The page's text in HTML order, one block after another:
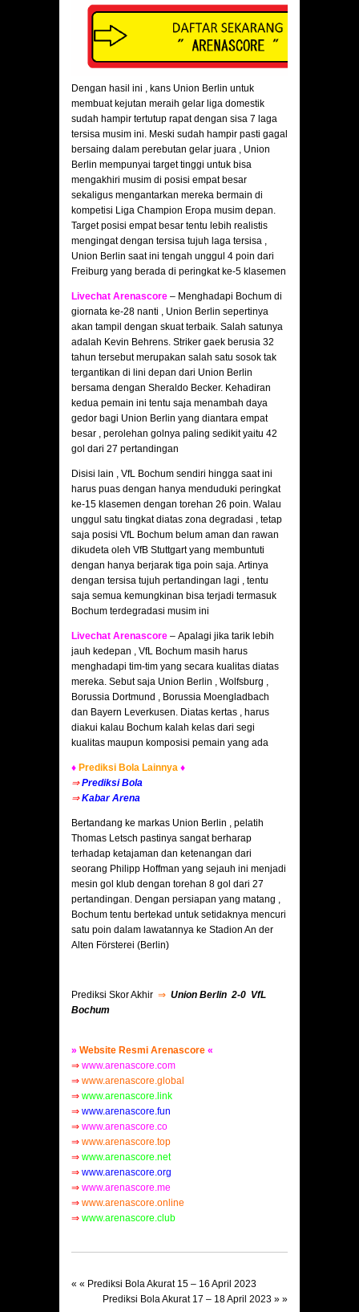
Dengan hasil ini , kans Union Berlin untuk
membuat kejutan meraih gelar liga domestik
sudah hampir tertutup rapat dengan sisa 7 laga
tersisa musim ini. Meski sudah hampir pasti gagal
bersaing dalam perebutan gelar juara , Union
Berlin mempunyai target tinggi untuk bisa
mengakhiri musim di posisi empat besar
sekaligus mengantarkan mereka bermain di
kompetisi Liga Champion Eropa musim depan.
Target posisi empat besar tentu lebih realistis
mengingat dengan tersisa tujuh laga tersisa ,
Union Berlin saat ini tengah unggul 4 poin dari
Freiburg yang berada di peringkat ke-5 klasemen
Livechat Arenascore – Menghadapi Bochum di
giornata ke-28 nanti , Union Berlin sepertinya
akan tampil dengan skuat terbaik. Salah satunya
adalah Kevin Behrens. Striker gaek berusia 32
tahun tersebut merupakan salah satu sosok tak
tergantikan di lini depan dari Union Berlin
bersama dengan Sheraldo Becker. Kehadiran
kedua pemain ini tentu saja menambah daya
gedor bagi Union Berlin yang diantara empat
besar , perolehan golnya paling sedikit yaitu 42
gol dari 27 pertandingan
Disisi lain , VfL Bochum sendiri hingga saat ini
harus puas dengan hanya menduduki peringkat
ke-15 klasemen dengan torehan 26 poin. Walau
unggul satu tingkat diatas zona degradasi , tetap
saja posisi VfL Bochum belum aman dan rawan
dikudeta oleh VfB Stuttgart yang membuntuti
dengan hanya berjarak tiga poin saja. Artinya
dengan tersisa tujuh pertandingan lagi , tentu
saja semua kemungkinan bisa terjadi termasuk
Bochum terdegradasi musim ini
Livechat Arenascore – Apalagi jika tarik lebih
jauh kedepan , VfL Bochum masih harus
menghadapi tim-tim yang secara kualitas diatas
mereka. Sebut saja Union Berlin , Wolfsburg ,
Borussia Dortmund , Borussia Moengladbach
dan Bayern Leverkusen. Diatas kertas , harus
diakui kalau Bochum kalah kelas dari segi
kualitas maupun komposisi pemain yang ada
♦ Prediksi Bola Lainnya ♦
⇒ Prediksi Bola
⇒ Kabar Arena
Bertandang ke markas Union Berlin , pelatih
Thomas Letsch pastinya sangat berharap
terhadap ketajaman dan ketenangan dari
seorang Philipp Hoffman yang sejauh ini menjadi
mesin gol klub dengan torehan 8 gol dari 27
pertandingan. Dengan persiapan yang matang ,
Bochum tentu bertekad untuk setidaknya mencuri
satu poin dalam lawatannya ke Stadion An der
Alten Försterei (Berlin)
Prediksi Skor Akhir ⇒ Union Berlin 2-0 VfL
Bochum
» Website Resmi Arenascore «
⇒ www.arenascore.com
⇒ www.arenascore.global
⇒ www.arenascore.link
⇒ www.arenascore.fun
⇒ www.arenascore.co
⇒ www.arenascore.top
⇒ www.arenascore.net
⇒ www.arenascore.org
⇒ www.arenascore.me
⇒ www.arenascore.online
⇒ www.arenascore.club
« « Prediksi Bola Akurat 15 – 16 April 2023
Prediksi Bola Akurat 17 – 18 April 2023 » »